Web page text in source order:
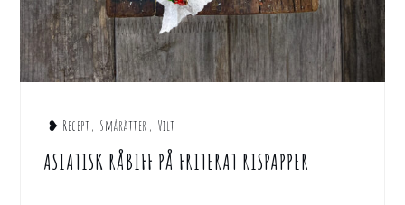
❥ Recept, Smårätter , Vilt
ASIATISK RÅBIFF PÅ FRITERAT RISPAPPER